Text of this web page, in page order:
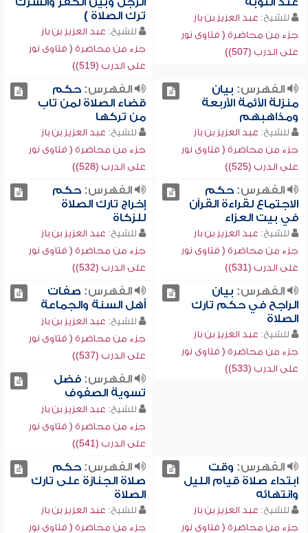
للشيخ: عبد العزيز بن باز
جزء من محاضرة ( فتاوى نور
على الدرب (507))
ترك الصلاة )
للشيخ: عبد العزيز بن باز
جزء من محاضرة ( فتاوى نور
على الدرب (519))
الفهرس: بيان
منزلة الأئمة الأربعة
ومذاهبهم
للشيخ: عبد العزيز بن باز
جزء من محاضرة ( فتاوى نور
على الدرب (525))
الفهرس:حكم
قضاء الصلاة لمن تاب
من تركها
للشيخ: عبد العزيز بن باز
جزء من محاضرة ( فتاوى نور
على الدرب (528))
الفهرس:حكم
الاجتماع لقراءة القرآن
في بيت العزاء
للشيخ: عبد العزيز بن باز
جزء من محاضرة ( فتاوى نور
على الدرب (531))
الفهرس:حكم
إخراج تارك الصلاة
للزكاة
للشيخ: عبد العزيز بن باز
جزء من محاضرة ( فتاوى نور
على الدرب (532))
الفهرس: بيان
الراجح في حكم تارك
الصلاة
للشيخ: عبد العزيز بن باز
جزء من محاضرة ( فتاوى نور
على الدرب (533))
الفهرس: صفات
أهل السنة والجماعة
للشيخ: عبد العزيز بن باز
جزء من محاضرة ( فتاوى نور
على الدرب (537))
الفهرس:فضل
تسوية الصفوف
للشيخ: عبد العزيز بن باز
جزء من محاضرة ( فتاوى نور
على الدرب (541))
الفهرس: وقت
ابتداء صلاة قيام الليل
وانتهائه
للشيخ: عبد العزيز بن باز
جزء من محاضرة ( فتاوى نور
الفهرس:حكم
صلاة الجنازة على تارك
الصلاة
للشيخ: عبد العزيز بن باز
جزء من محاضرة ( فتاوى نور